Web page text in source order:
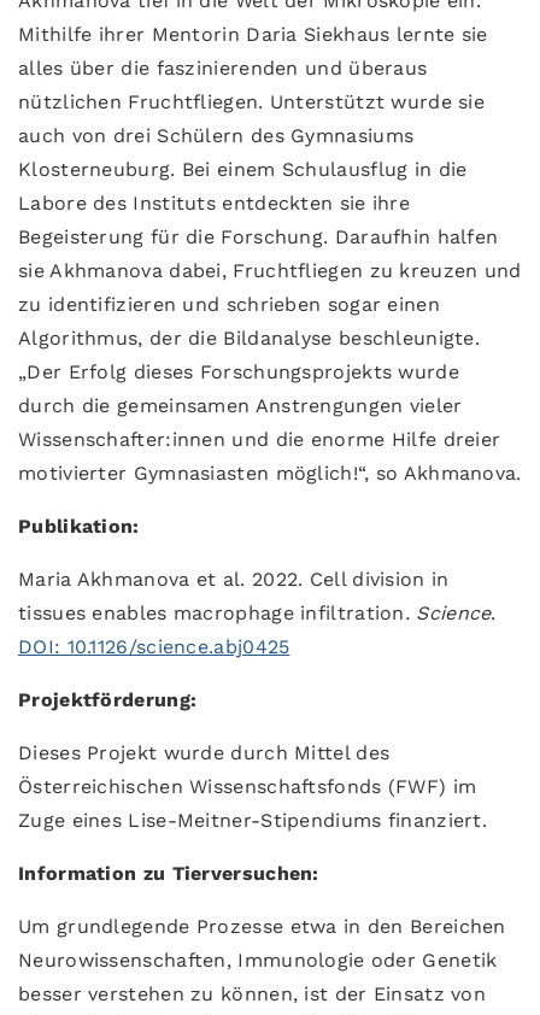
Mithilfe ihrer Mentorin Daria Siekhaus lernte sie
alles über die faszinierenden und überaus
nützlichen Fruchtfliegen. Unterstützt wurde sie
auch von drei Schülern des Gymnasiums
Klosterneuburg. Bei einem Schulausflug in die
Labore des Instituts entdeckten sie ihre
Begeisterung für die Forschung. Daraufhin halfen
sie Akhmanova dabei, Fruchtfliegen zu kreuzen und
zu identifizieren und schrieben sogar einen
Algorithmus, der die Bildanalyse beschleunigte.
„Der Erfolg dieses Forschungsprojekts wurde
durch die gemeinsamen Anstrengungen vieler
Wissenschafter:innen und die enorme Hilfe dreier
motivierter Gymnasiasten möglich!“, so Akhmanova.
Publikation:
Maria Akhmanova et al. 2022. Cell division in
tissues enables macrophage infiltration. Science.
DOI: 10.1126/science.abj0425
Projektförderung:
Dieses Projekt wurde durch Mittel des
Österreichischen Wissenschaftsfonds (FWF) im
Zuge eines Lise-Meitner-Stipendiums finanziert.
Information zu Tierversuchen:
Um grundlegende Prozesse etwa in den Bereichen
Neurowissenschaften, Immunologie oder Genetik
besser verstehen zu können, ist der Einsatz von